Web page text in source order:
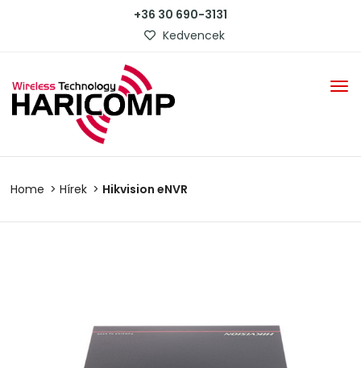
+36 30 690-3131
Kedvencek
Home Hírek Hikvision eNVR